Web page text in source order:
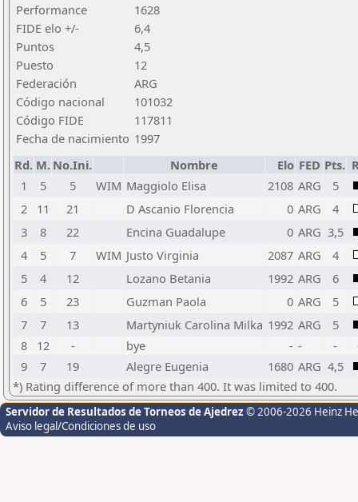
Performance
1628
FIDE elo +/-
6,4
Puntos
4,5
Puesto
12
Federación
ARG
Código nacional
101032
Código FIDE
117811
Fecha de nacimiento 1997
Rd. M. No.Ini. Nombre Elo FED Pts.
1
5 5 WIM Maggiolo Elisa 2108 ARG
5
2
11 21 D Ascanio Florencia 0 ARG
4
3
8 22 Encina Guadalupe 0 ARG 3,5
4
5 7 WIM Justo Virginia 2087 ARG
4
5
4 12 Lozano Betania 1992 ARG
6
6
5 23 Guzman Paola 0 ARG
5
7
7 13 Martyniuk Carolina Milka 1992 ARG
5
8
12 - bye - - -
9
7 19 Alegre Eugenia 1680 ARG 4,5
*) Rating difference of more than 400. It was limited to 400.
Servidor de Resultados de Torneos de Ajedrez © 2006-2026 Heinz
Aviso legal/Condiciones de uso